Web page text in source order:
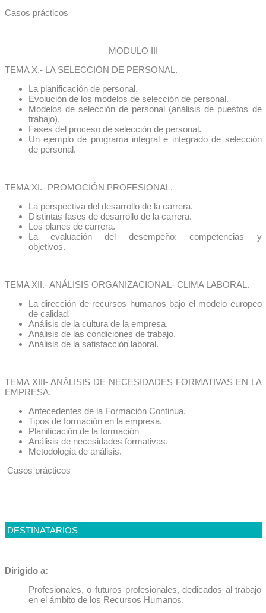
Casos prácticos
MODULO III
TEMA X.- LA SELECCIÓN DE PERSONAL.
La planificación de personal.
Evolución de los modelos de selección de personal.
Modelos de selección de personal (análisis de puestos de
trabajo).
Fases del proceso de selección de personal.
Un ejemplo de programa integral e integrado de selección
de personal.
TEMA XI.- PROMOCIÓN PROFESIONAL.
La perspectiva del desarrollo de la carrera.
Distintas fases de desarrollo de la carrera.
Los planes de carrera.
La evaluación del desempeño: competencias y
objetivos.
TEMA XII.- ANÁLISIS ORGANIZACIONAL- CLIMA LABORAL.
La dirección de recursos humanos bajo el modelo europeo
de calidad.
Análisis de la cultura de la empresa.
Análisis de las condiciones de trabajo.
Análisis de la satisfacción laboral.
TEMA XIII- ANÁLISIS DE NECESIDADES FORMATIVAS EN LA
EMPRESA.
Antecedentes de la Formación Continua.
Tipos de formación en la empresa.
Planificación de la formación
Análisis de necesidades formativas.
Metodología de análisis.
Casos prácticos
DESTINATARIOS
Dirigido a:
Profesionales, o futuros profesionales, dedicados al trabajo
en el ámbito de los Recursos Humanos,